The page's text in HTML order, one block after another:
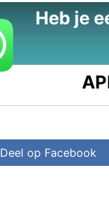
Heb je
Deel op Facebook